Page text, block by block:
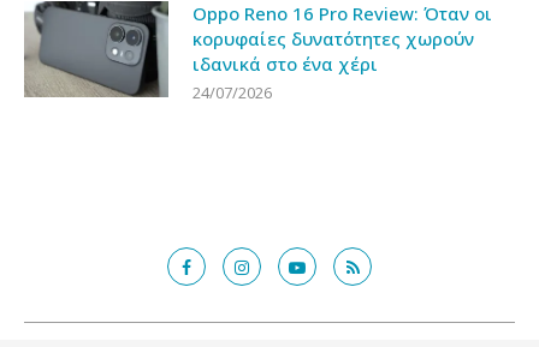
Oppo Reno 16 Pro Review: Όταν οι
κορυφαίες δυνατότητες χωρούν
ιδανικά στο ένα χέρι
24/07/2026